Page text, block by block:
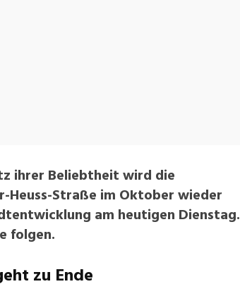
ihrer Beliebtheit wird die
Straße im Oktober wieder
am heutigen Dienstag.
folgen.
zu Ende